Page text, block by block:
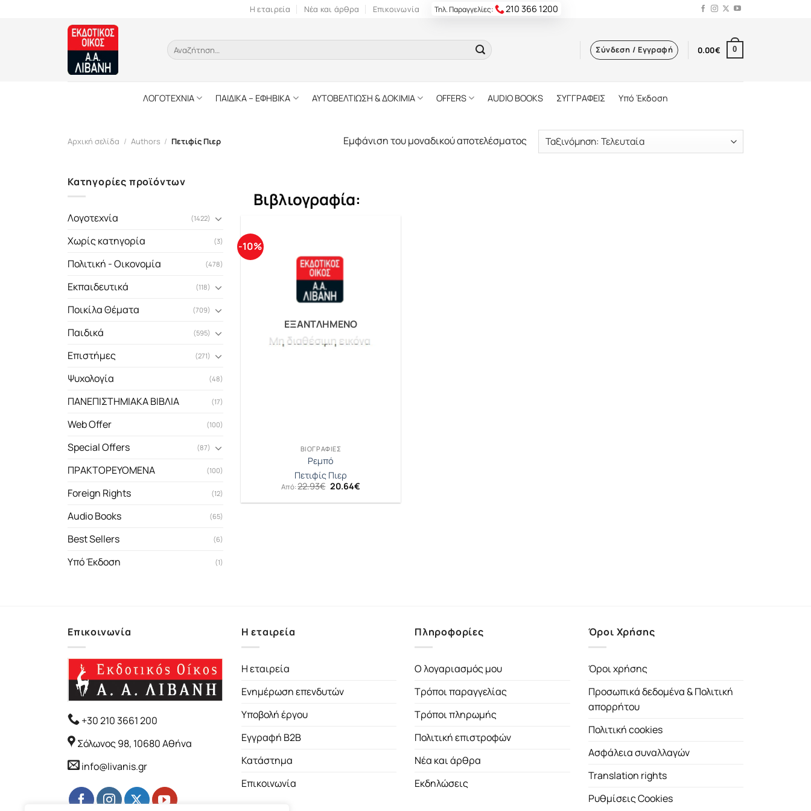
Η εταιρεία Νέα και άρθρα Επικοινωνία Τηλ. Παραγγελίες: 210 366 1200
Αναζήτηση
για:
Σύνδεση / Εγγραφή 0.00€ 0
ΛΟΓΟΤΕΧΝΙΑ ΠΑΙΔΙΚΑ – ΕΦΗΒΙΚΑ ΑΥΤΟΒΕΛΤΙΩΣΗ & ΔΟΚΙΜΙΑ OFFERS AUDIO BOOKS ΣΥΓΓΡΑΦΕΙΣ Υπό Έκδοση
Αρχική σελίδα / Authors / Πετιφίς Πιερ Εμφάνιση του μοναδικού αποτελέσματος
Κατηγορίες προϊόντων
Λογοτεχνία (1422)
Χωρίς κατηγορία (3)
Πολιτική - Οικονομία (478)
Εκπαιδευτικά (118)
Ποικίλα Θέματα (709)
Παιδικά (595)
Επιστήμες (271)
Ψυχολογία (48)
ΠΑΝΕΠΙΣΤΗΜΙΑΚΑ ΒΙΒΛΙΑ (17)
Web Offer (100)
Special Offers (87)
ΠΡΑΚΤΟΡΕΥΟΜΕΝΑ (100)
Foreign Rights (12)
Audio Books (65)
Best Sellers (6)
Υπό Έκδοση (1)
Βιβλιογραφία:
-10%
ΕΞΑΝΤΛΗΜΈΝΟ
ΒΙΟΓΡΑΦΊΕΣ
Ρεμπό
Πετιφίς Πιερ
Από:22.93€ Original
was:
20.64€Η
τιμή
Επικοινωνία
+30 210 3661 200
Σόλωνος 98, 10680 Αθήνα
info@livanis.gr
Η εταιρεία
Η εταιρεία
Ενημέρωση επενδυτών
Υποβολή έργου
Εγγραφή B2B
Κατάστημα
Επικοινωνία
Πληροφορίες
Ο λογαριασμός μου
Τρόποι παραγγελίας
Τρόποι πληρωμής
Πολιτική επιστροφών
Νέα και άρθρα
Εκδηλώσεις
Όροι Χρήσης
Όροι χρήσης
Προσωπικά δεδομένα & Πολιτική
απορρήτου
Πολιτική cookies
Ασφάλεια συναλλαγών
Translation rights
Ρυθμίσεις Cookies